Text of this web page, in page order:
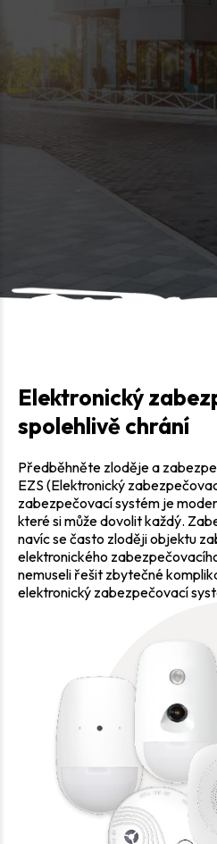
Elektronický
spolehlivě chrání
Předběhněte zloděje a
EZS (Elektronický
zabezpečovací systém je
které si může dovolit každý.
navíc se často zloději objektu
elektronického
nemuseli řešit zbytečné
elektronický zabezpečovací